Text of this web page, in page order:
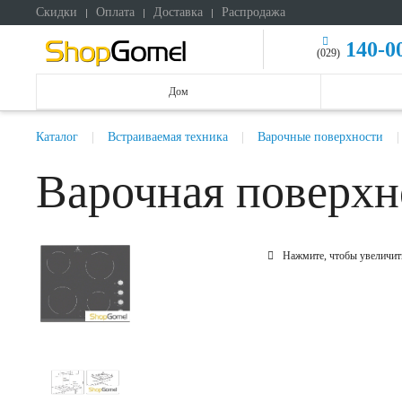
Скидки Оплата Доставка Распродажа
(029) 140-
Дом
Каталог Встраиваемая техника Варочные поверхности
Варочная
Нажмите, чтобы